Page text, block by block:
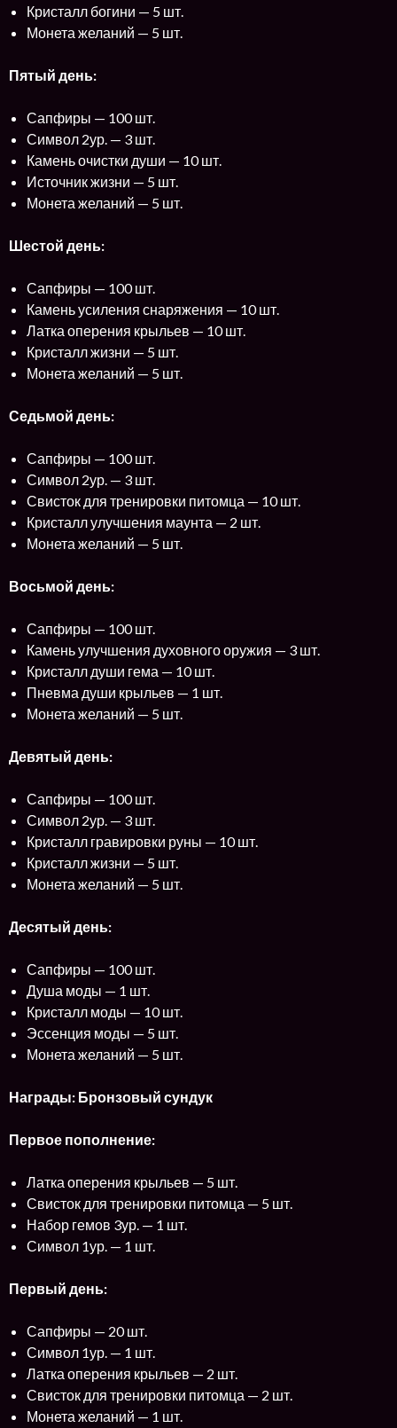
Кристалл богини — 5 шт.
Монета желаний — 5 шт.
Пятый день:
Сапфиры — 100 шт.
Символ 2ур. — 3 шт.
Камень очистки души — 10 шт.
Источник жизни — 5 шт.
Монета желаний — 5 шт.
Шестой день:
Сапфиры — 100 шт.
Камень усиления снаряжения — 10 шт.
Латка оперения крыльев — 10 шт.
Кристалл жизни — 5 шт.
Монета желаний — 5 шт.
Седьмой день:
Сапфиры — 100 шт.
Символ 2ур. — 3 шт.
Свисток для тренировки питомца — 10 шт.
Кристалл улучшения маунта — 2 шт.
Монета желаний — 5 шт.
Восьмой день:
Сапфиры — 100 шт.
Камень улучшения духовного оружия — 3 шт.
Кристалл души гема — 10 шт.
Пневма души крыльев — 1 шт.
Монета желаний — 5 шт.
Девятый день:
Сапфиры — 100 шт.
Символ 2ур. — 3 шт.
Кристалл гравировки руны — 10 шт.
Кристалл жизни — 5 шт.
Монета желаний — 5 шт.
Десятый день:
Сапфиры — 100 шт.
Душа моды — 1 шт.
Кристалл моды — 10 шт.
Эссенция моды — 5 шт.
Монета желаний — 5 шт.
Награды: Бронзовый сундук
Первое пополнение:
Латка оперения крыльев — 5 шт.
Свисток для тренировки питомца — 5 шт.
Набор гемов 3ур. — 1 шт.
Символ 1ур. — 1 шт.
Первый день:
Сапфиры — 20 шт.
Символ 1ур. — 1 шт.
Латка оперения крыльев — 2 шт.
Свисток для тренировки питомца — 2 шт.
Монета желаний — 1 шт.